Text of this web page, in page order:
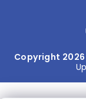
Copyright 2026